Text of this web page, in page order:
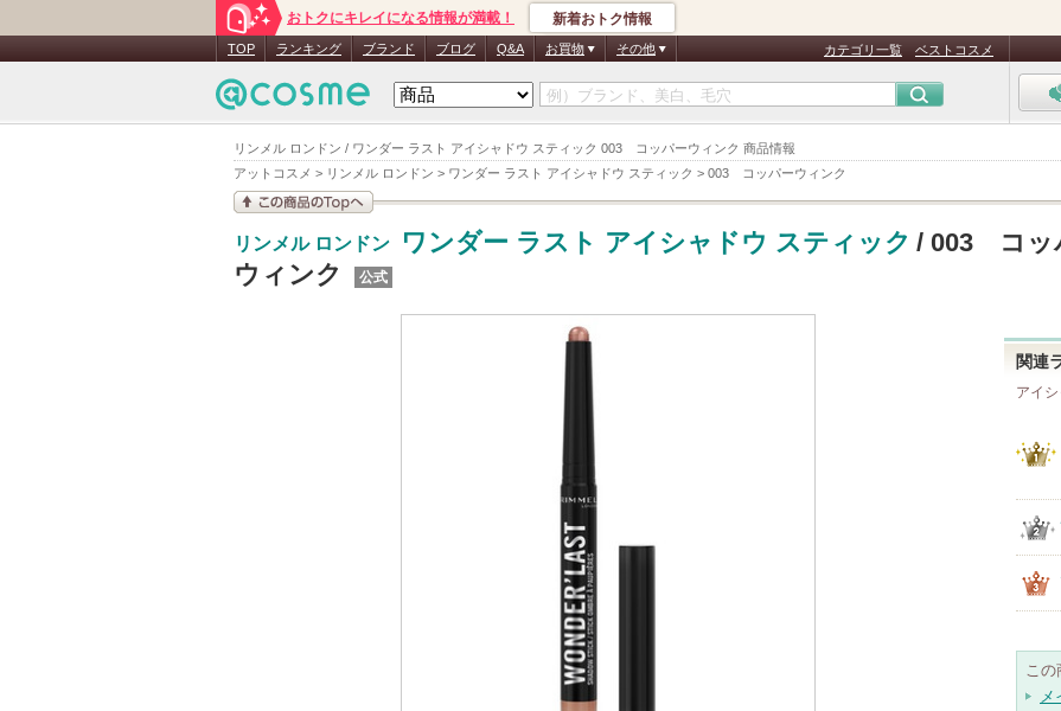
リンメル ロンドン / ワンダー ラスト アイシャドウ スティック 003 コッパーウィンク 商品情報
アットコスメ > リンメル ロンドン > ワンダー ラスト アイシャドウ スティック > 003 コッパーウィンク
おトクにキレイになる情報が満載！ 新着おトク情報
TOP ランキング ブランド ブログ Q&A お買物 その他 カテゴリ一覧 ベストコスメ
る
リンメル ロンドン ワンダー ラスト アイシャドウ スティック / 003 コッ
ウィンク
公式
関連
アイ
この
メ